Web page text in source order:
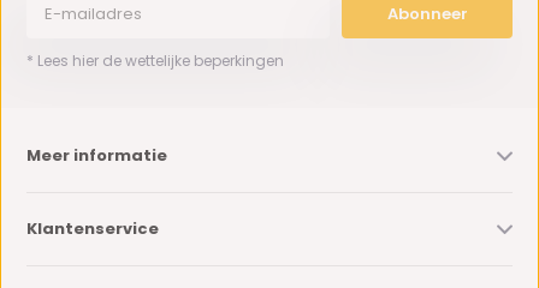
Abonneer
* Lees hier de wettelijke beperkingen
Meer informatie
Klantenservice